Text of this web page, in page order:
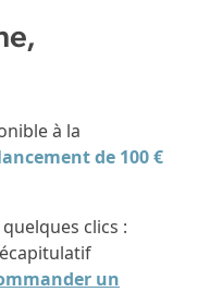
à la
de 100 €
clics :
un